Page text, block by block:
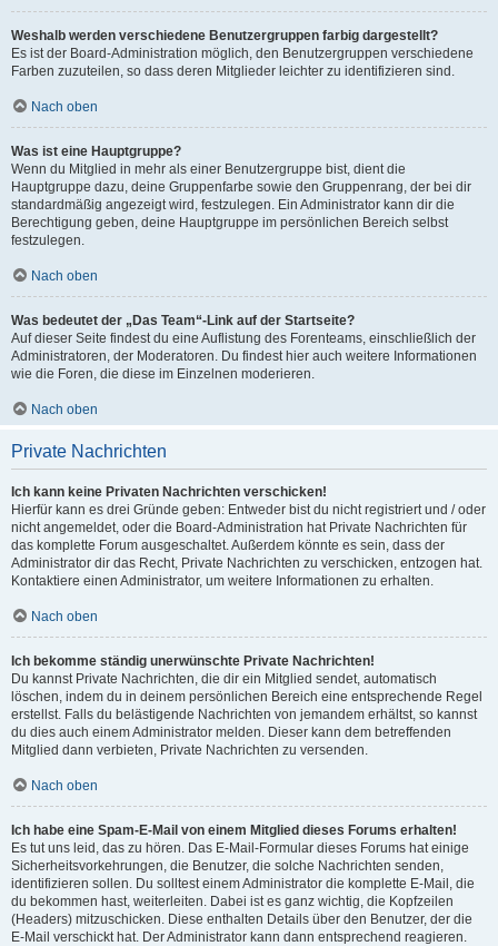
Weshalb werden verschiedene Benutzergruppen farbig dargestellt?
Es ist der Board-Administration möglich, den Benutzergruppen verschiedene
Farben zuzuteilen, so dass deren Mitglieder leichter zu identifizieren sind.
Nach oben
Was ist eine Hauptgruppe?
Wenn du Mitglied in mehr als einer Benutzergruppe bist, dient die
Hauptgruppe dazu, deine Gruppenfarbe sowie den Gruppenrang, der bei dir
standardmäßig angezeigt wird, festzulegen. Ein Administrator kann dir die
Berechtigung geben, deine Hauptgruppe im persönlichen Bereich selbst
festzulegen.
Nach oben
Was bedeutet der „Das Team“-Link auf der Startseite?
Auf dieser Seite findest du eine Auflistung des Forenteams, einschließlich der
Administratoren, der Moderatoren. Du findest hier auch weitere Informationen
wie die Foren, die diese im Einzelnen moderieren.
Nach oben
Private Nachrichten
Ich kann keine Privaten Nachrichten verschicken!
Hierfür kann es drei Gründe geben: Entweder bist du nicht registriert und / oder
nicht angemeldet, oder die Board-Administration hat Private Nachrichten für
das komplette Forum ausgeschaltet. Außerdem könnte es sein, dass der
Administrator dir das Recht, Private Nachrichten zu verschicken, entzogen hat.
Kontaktiere einen Administrator, um weitere Informationen zu erhalten.
Nach oben
Ich bekomme ständig unerwünschte Private Nachrichten!
Du kannst Private Nachrichten, die dir ein Mitglied sendet, automatisch
löschen, indem du in deinem persönlichen Bereich eine entsprechende Regel
erstellst. Falls du belästigende Nachrichten von jemandem erhältst, so kannst
du dies auch einem Administrator melden. Dieser kann dem betreffenden
Mitglied dann verbieten, Private Nachrichten zu versenden.
Nach oben
Ich habe eine Spam-E-Mail von einem Mitglied dieses Forums erhalten!
Es tut uns leid, das zu hören. Das E-Mail-Formular dieses Forums hat einige
Sicherheitsvorkehrungen, die Benutzer, die solche Nachrichten senden,
identifizieren sollen. Du solltest einem Administrator die komplette E-Mail, die
du bekommen hast, weiterleiten. Dabei ist es ganz wichtig, die Kopfzeilen
(Headers) mitzuschicken. Diese enthalten Details über den Benutzer, der die
E-Mail verschickt hat. Der Administrator kann dann entsprechend reagieren.